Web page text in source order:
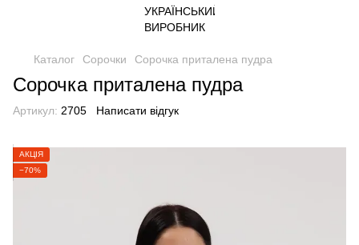
Каталог Сорочки Сорочка приталена пудра
Сорочка приталена пудра
Артикул: 2705 Написати відгук
АКЦІЯ
−70%